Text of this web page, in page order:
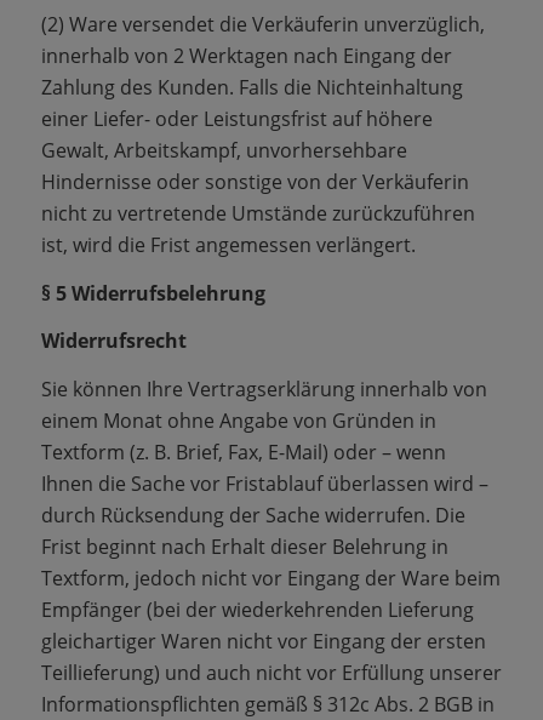
(2) Ware versendet die Verkäuferin unverzüglich,
innerhalb von 2 Werktagen nach Eingang der
Zahlung des Kunden. Falls die Nichteinhaltung
einer Liefer- oder Leistungsfrist auf höhere
Gewalt, Arbeitskampf, unvorhersehbare
Hindernisse oder sonstige von der Verkäuferin
nicht zu vertretende Umstände zurückzuführen
ist, wird die Frist angemessen verlängert.
§ 5 Widerrufsbelehrung
Widerrufsrecht
Sie können Ihre Vertragserklärung innerhalb von
einem Monat ohne Angabe von Gründen in
Textform (z. B. Brief, Fax, E-Mail) oder – wenn
Ihnen die Sache vor Fristablauf überlassen wird –
durch Rücksendung der Sache widerrufen. Die
Frist beginnt nach Erhalt dieser Belehrung in
Textform, jedoch nicht vor Eingang der Ware beim
Empfänger (bei der wiederkehrenden Lieferung
gleichartiger Waren nicht vor Eingang der ersten
Teillieferung) und auch nicht vor Erfüllung unserer
Informationspflichten gemäß § 312c Abs. 2 BGB in